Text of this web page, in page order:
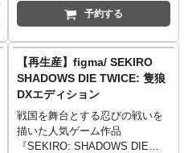
用の座り下半身パーツ、専用台
座が付属し、、ゲームでの様々
お楽しみいただけます。
※同シリーズのfigma「狼の戦
鬼」は別売となります。
予約する
【再生産】figma/ SEKIRO
SHADOWS DIE TWICE: 隻狼
DXエディション
戦国を舞台とする忍びの戦いを
描いた人気ゲーム作品
『SEKIRO: SHADOWS DIE